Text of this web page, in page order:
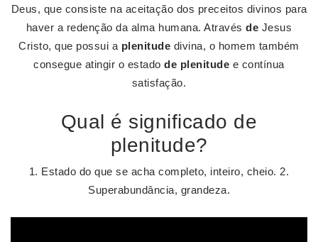
Deus, que consiste na aceitação dos preceitos divinos para
haver a redenção da alma humana. Atravésde Jesus
Cristo, que possui a plenitude divina, o homem também
consegue atingir o estadode plenitude e contínua
satisfação.
Qual é significado de
plenitude?
1. Estado do que se acha completo, inteiro, cheio. 2.
Superabundância, grandeza.